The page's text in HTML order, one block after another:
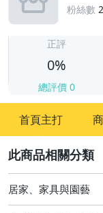
粉絲數 2
正評
0%
總評價 0
首頁主打
居家、家具與園藝